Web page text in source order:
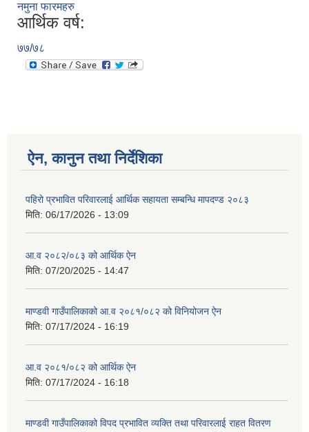
नमुना फारमहरु
आर्थिक वर्ष:
७७/७८
ऐन, कानुन तथा निर्देशिका
पहिरो प्रभावित परिवारलाई आर्थिक सहायता सम्बन्धि मापदण्ड २०८३
मिति: 06/17/2026 - 13:09
आ.व २०८२/०८३ को आर्थिक ऐन
मिति: 07/20/2025 - 14:47
माण्डवी गाउँपालिकाको आ.व २०८१/०८२ को विनियोजन ऐन
मिति: 07/17/2024 - 16:19
आ.व २०८१/०८२ को आर्थिक ऐन
मिति: 07/17/2024 - 16:18
माण्डवी गाउँपालिकाको विपद प्रभावित व्यक्ति तथा परिवारलाई राहत वितरण